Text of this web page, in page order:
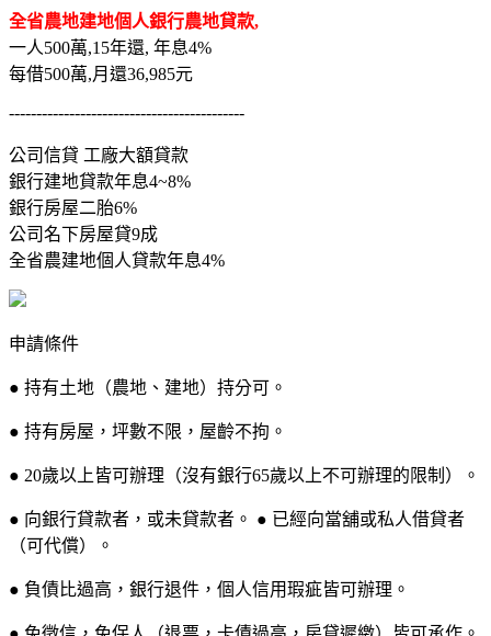
全省農地建地個人銀行農地貸款,
一人500萬,15年還, 年息4%
每借500萬,月還36,985元
-------------------------------------------
公司信貸 工廠大額貸款
銀行建地貸款年息4~8%
銀行房屋二胎6%
公司名下房屋貸9成
全省農建地個人貸款年息4%
申請條件
● 持有土地（農地、建地）持分可。
● 持有房屋，坪數不限，屋齡不拘。
● 20歲以上皆可辦理（沒有銀行65歲以上不可辦理的限制）。
● 向銀行貸款者，或未貸款者。 ● 已經向當舖或私人借貸者
（可代償）。
● 負債比過高，銀行退件，個人信用瑕疵皆可辦理。